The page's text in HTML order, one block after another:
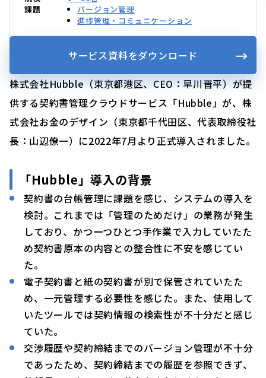
課題
バージョン管理
進捗管理・コミュニケーション
サービス資料をダウンロード
株式会社Hubble（東京都港区、CEO：早川晋平）が提
供する契約書管理クラウドサービス「Hubble」が、株
式会社お金のデザイン（東京都千代田区、代表取締役社
長：山辺僚一）に2022年7月より正式導入されました。
「Hubble」導入の背景
契約書の台帳管理に課題を感じ、システムの導入を
検討。これまでは「管理のためだけ」の業務が発生
しており、かつ一つひとつ手作業で入力していたた
め契約書原本の内容との整合性に不安を感じてい
た。
電子契約書と紙の契約書が別で保管されていたた
め、一元管理する必要性を感じた。また、使用して
いたツールでは契約情報の検索性が不十分だと感じ
ていた。
交渉履歴や契約締結までのバージョン管理が不十分
であったため、契約締結までの履歴を参照できず、